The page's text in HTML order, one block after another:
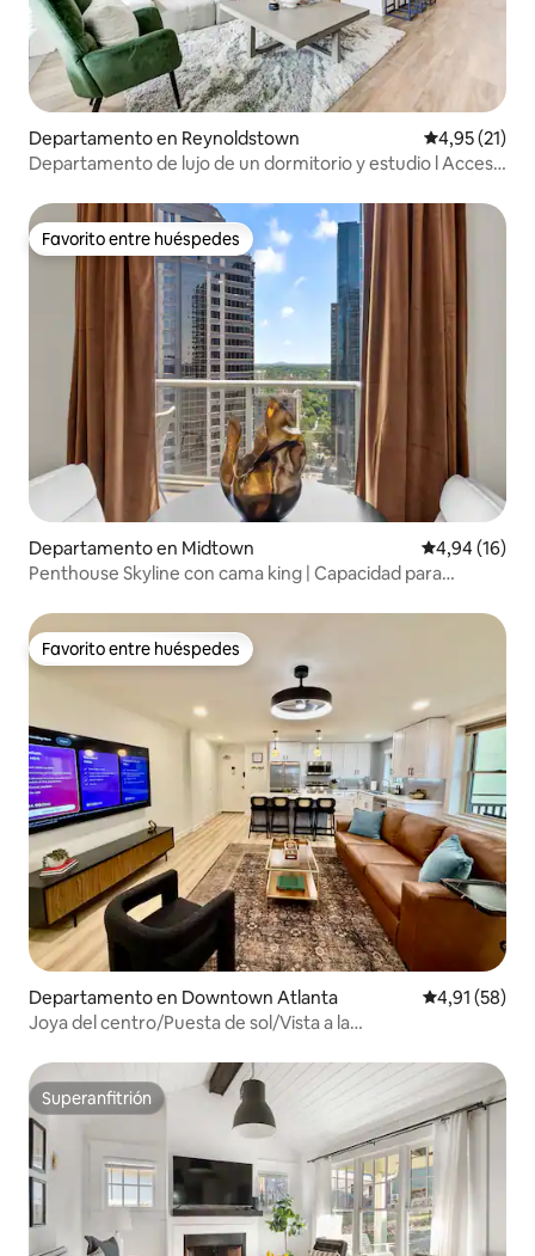
Departamento en Reynoldstown Calificación
4,95 (21)
Departamento de lujo de un dormitorio y estudio l Acceso
Favorito entre huéspedes
Favorito entre huéspedes
Departamento en Midtown Calificación
4,94 (16)
Penthouse Skyline con cama king | Capacidad para
Favorito entre huéspedes
Favorito entre huéspedes
Departamento en Downtown Atlanta Calificación
4,91 (58)
Joya del centro/Puesta de sol/Vista a la
Superanfitrión
Superanfitrión